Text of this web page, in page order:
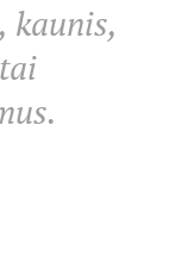
kaunis,